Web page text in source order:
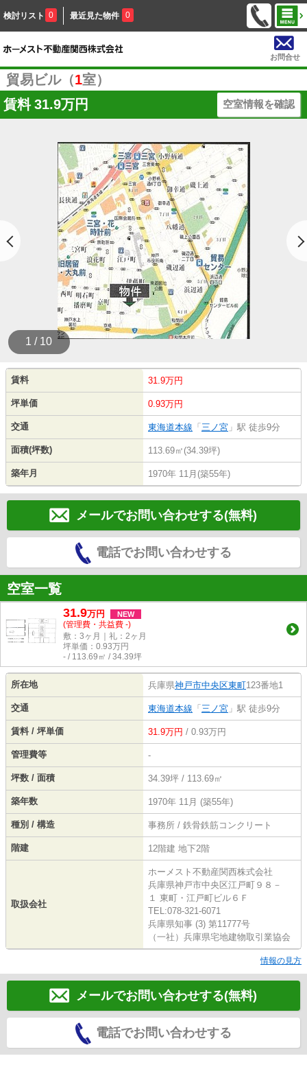
検討リスト 0 最近見た物件 0
お問合せ
貿易ビル（1室）
賃料 31.9万円 空室情報を確認
1 / 10
賃料 31.9万円
坪単価 0.93万円
交通 東海道本線 「 三ノ宮 」駅 徒歩9分
面積(坪数) 113.69㎡(34.39坪)
築年月 1970年 11月(築55年)
メールでお問い合わせする(無料)
電話でお問い合わせする
空室一覧
31.9万円 NEW
(管理費・共益費 -)
敷：3ヶ月｜礼：2ヶ月
坪単価： 0.93万円
- / 113.69㎡ / 34.39坪
所在地 兵庫県神戸市中央区東町123番地1
交通 東海道本線 「 三ノ宮 」駅 徒歩9分
賃料 / 坪単価 31.9万円 / 0.93万円
管理費等 -
坪数 / 面積 34.39坪 / 113.69㎡
築年数 1970年 11月 (築55年)
種別 / 構造 事務所 / 鉄骨鉄筋コンクリート
階建 12階建 地下2階
取扱会社
ホーメスト不動産関西株式会社
兵庫県神戸市中央区江戸町９８－
１ 東町・江戸町ビル６Ｆ
TEL:078-321-6071
兵庫県知事 (3) 第11777号
（一社）兵庫県宅地建物取引業協会
情報の見方
メールでお問い合わせする(無料)
電話でお問い合わせする